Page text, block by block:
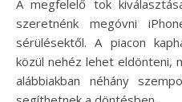
A megfelelő tok
szeretnénk megóvni
sérülésektől. A piacon
közül nehéz lehet eldönteni,
alábbiakban néhány